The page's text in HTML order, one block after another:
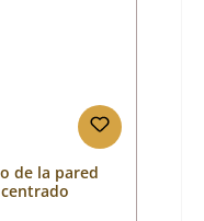
de la pared